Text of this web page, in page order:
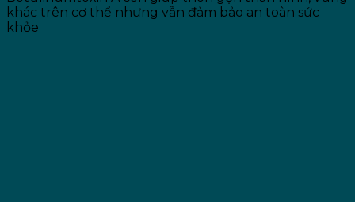
khác trên cơ thể nhưng vẫn đảm bảo an toàn sức
khỏe